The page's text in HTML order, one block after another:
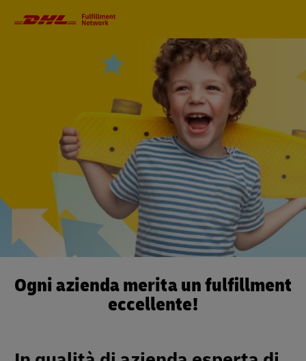
Ogni azienda merita un fulfillment
eccellente!